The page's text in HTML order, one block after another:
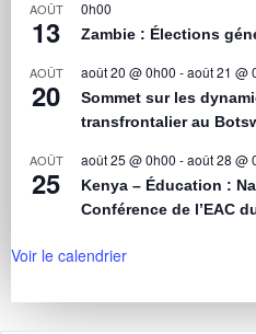
AOÛT
13
0h00
Zambie : Élections
AOÛT
20
août 20 @ 0h00 -août 21 @
Sommet sur les
transfrontalier au
AOÛT
25
août 25 @ 0h00 -août 28 @
Kenya – Éducation :
Conférence de l’EAC
Voir le calendrier